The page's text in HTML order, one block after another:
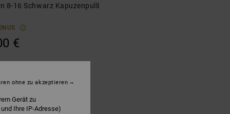
8-16 Schwarz Kapuzenpulli
€
Gerät zu
Ihre IP-Adresse)
ohne zu akzeptieren